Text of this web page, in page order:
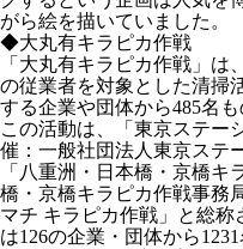
がら絵を描いていました。
◆大丸有キラピカ作戦
「大丸有キラピカ作戦」
の従業者を対象とした清掃
する企業や団体から485名
この活動は、「東京ステー
催：一般社団法人東京ステ
「八重洲・日本橋・京橋
橋・京橋キラピカ作戦事務
マチ キラピカ作戦」と総称
は126の企業・団体から